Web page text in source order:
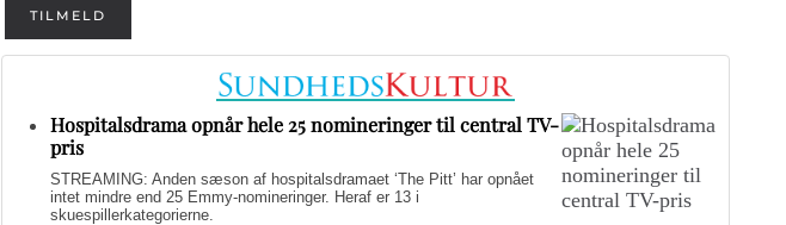
TILMELD
Hospitalsdrama opnår hele 25 nomineringer til central TV-
pris
STREAMING: Anden sæson af hospitalsdramaet ‘The Pitt’ har opnået
intet mindre end 25 Emmy-nomineringer. Heraf er 13 i
skuespillerkategorierne.